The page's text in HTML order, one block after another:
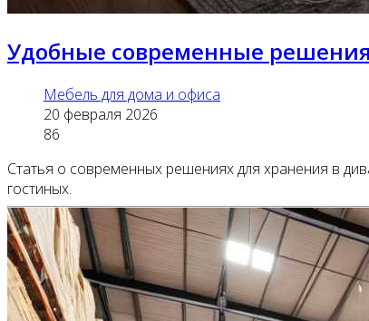
Удобные современные
Мебель для дома и офиса
20 февраля 2026
86
Статья о современных решениях для хранения в
гостиных.